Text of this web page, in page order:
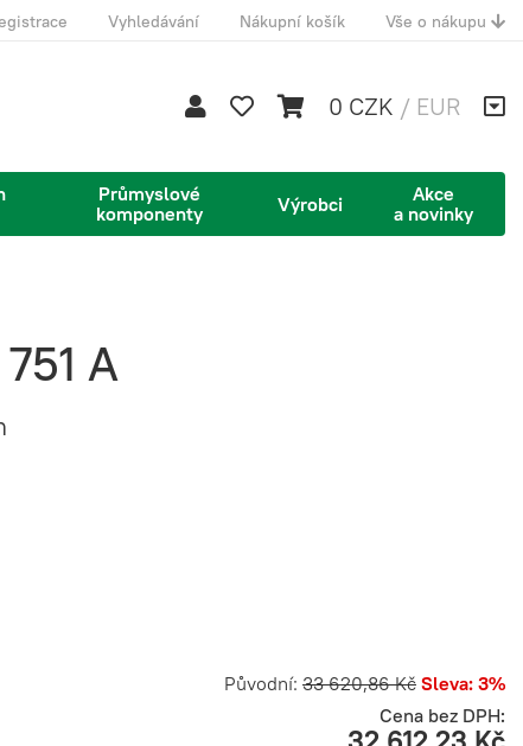
Vyhledávání Nákupní košík Vše o nákupu
0 CZK / EUR
Průmyslové
komponenty
Výrobci
Akce
a novinky
A
Původní: 33 620,86 Kč Sleva: 3%
Cena bez DPH: